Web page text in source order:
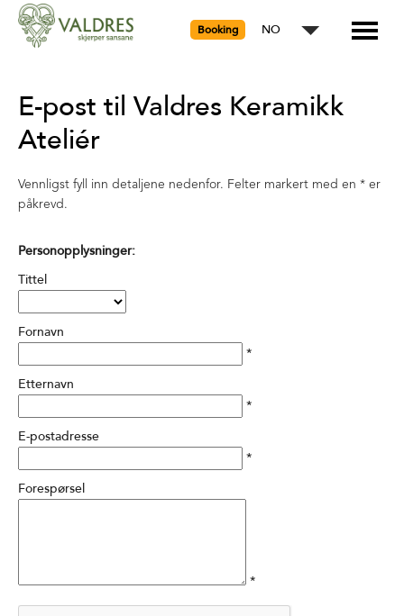
Booking NO
E-post til Valdres Keramikk
Ateliér
Vennligst fyll inn detaljene nedenfor. Felter markert med en * er
påkrevd.
Personopplysninger:
Tittel
Fornavn
*
Etternavn
*
E-postadresse
*
Forespørsel
*